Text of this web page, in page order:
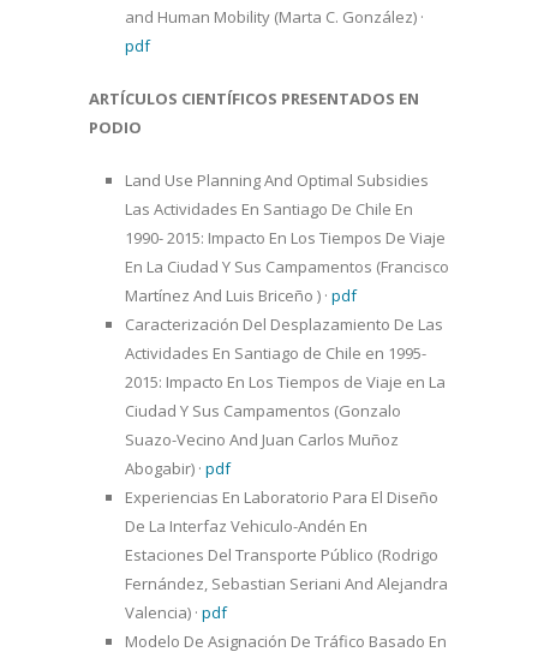
and Human Mobility (Marta C. González) ·
pdf
ARTÍCULOS CIENTÍFICOS PRESENTADOS EN
PODIO
Land Use Planning And Optimal Subsidies
Las Actividades En Santiago De Chile En
1990- 2015: Impacto En Los Tiempos De Viaje
En La Ciudad Y Sus Campamentos (Francisco
Martínez And Luis Briceño ) · pdf
Caracterización Del Desplazamiento De Las
Actividades En Santiago de Chile en 1995-
2015: Impacto En Los Tiempos de Viaje en La
Ciudad Y Sus Campamentos (Gonzalo
Suazo-Vecino And Juan Carlos Muñoz
Abogabir) · pdf
Experiencias En Laboratorio Para El Diseño
De La Interfaz Vehiculo-Andén En
Estaciones Del Transporte Público (Rodrigo
Fernández, Sebastian Seriani And Alejandra
Valencia) · pdf
Modelo De Asignación De Tráfico Basado En